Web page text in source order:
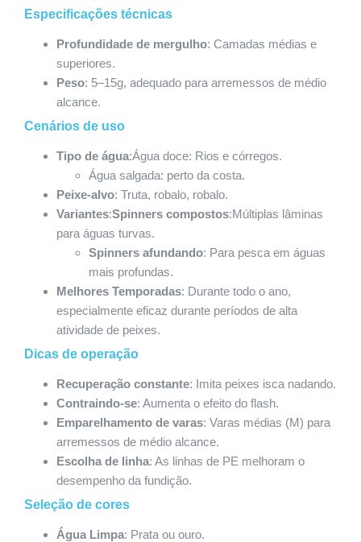
Especificações técnicas
Profundidade de mergulho: Camadas médias e
superiores.
Peso: 5–15g, adequado para arremessos de médio
alcance.
Cenários de uso
Tipo de água:Água doce: Rios e córregos.
Água salgada: perto da costa.
Peixe-alvo: Truta, robalo, robalo.
Variantes:Spinners compostos:Múltiplas lâminas
para águas turvas.
Spinners afundando: Para pesca em águas
mais profundas.
Melhores Temporadas: Durante todo o ano,
especialmente eficaz durante períodos de alta
atividade de peixes.
Dicas de operação
Recuperação constante: Imita peixes isca nadando.
Contraindo-se: Aumenta o efeito do flash.
Emparelhamento de varas: Varas médias (M) para
arremessos de médio alcance.
Escolha de linha: As linhas de PE melhoram o
desempenho da fundição.
Seleção de cores
Água Limpa: Prata ou ouro.